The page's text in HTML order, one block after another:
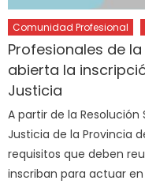
Comunidad Profesional
Profesionales de
abierta la
Justicia
A partir de la Resolución
Justicia de la Provincia
requisitos que deben
inscriban para actuar en